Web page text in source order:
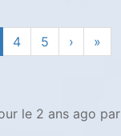
4 5 › »
le 2 ans ago par